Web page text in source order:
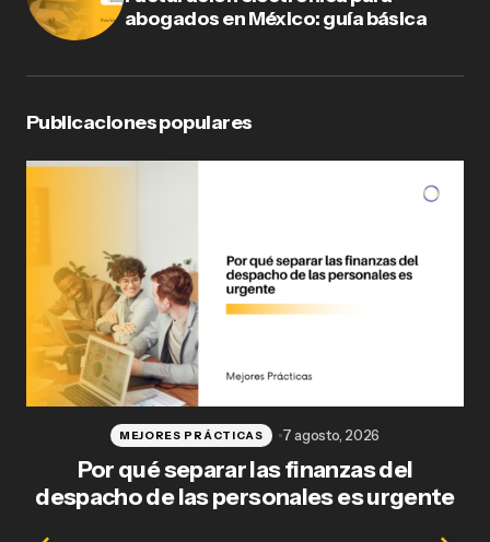
abogados en México: guía básica
Publicaciones populares
Por qué separar las finanzas del
despacho de las personales es urgente
MEJORES PRÁCTICAS 7 agosto, 2026